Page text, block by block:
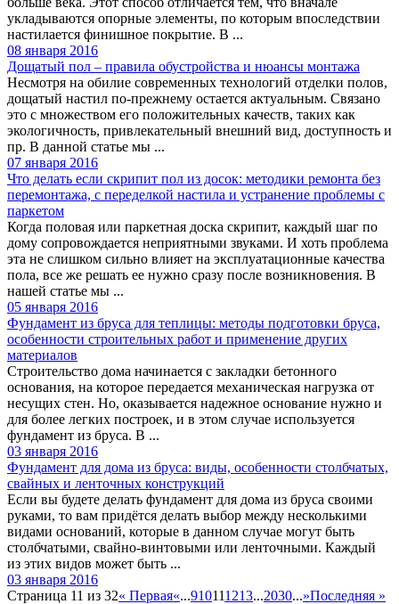
укладываются опорные элементы, по которым впоследствии
настилается финишное покрытие. В ...
08 января 2016
Дощатый пол – правила обустройства и нюансы монтажа
Несмотря на обилие современных технологий отделки полов,
дощатый настил по-прежнему остается актуальным. Связано
это с множеством его положительных качеств, таких как
экологичность, привлекательный внешний вид, доступность и
пр. В данной статье мы ...
07 января 2016
Что делать если скрипит пол из досок: методики ремонта без
перемонтажа, с переделкой настила и устранение проблемы с
паркетом
Когда половая или паркетная доска скрипит, каждый шаг по
дому сопровождается неприятными звуками. И хоть проблема
эта не слишком сильно влияет на эксплуатационные качества
пола, все же решать ее нужно сразу после возникновения. В
нашей статье мы ...
05 января 2016
Фундамент из бруса для теплицы: методы подготовки бруса,
особенности строительных работ и применение других
материалов
Строительство дома начинается с закладки бетонного
основания, на которое передается механическая нагрузка от
несущих стен. Но, оказывается надежное основание нужно и
для более легких построек, и в этом случае используется
фундамент из бруса. В ...
03 января 2016
Фундамент для дома из бруса: виды, особенности столбчатых,
свайных и ленточных конструкций
Если вы будете делать фундамент для дома из бруса своими
руками, то вам придётся делать выбор между несколькими
видами оснований, которые в данном случае могут быть
столбчатыми, свайно-винтовыми или ленточными. Каждый
из этих видов может быть ...
03 января 2016
Страница 11 из 32« Первая«...910111213...2030...»Последняя »